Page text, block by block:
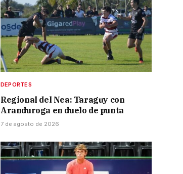
DEPORTES
Regional del Nea: Taraguy con
Aranduroga en duelo de punta
7 de agosto de 2026